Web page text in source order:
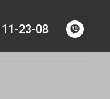
23-08